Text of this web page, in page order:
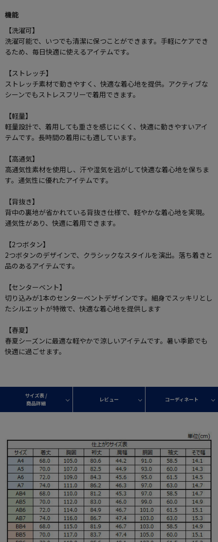
機能
【洗濯可】
洗濯可能で、いつでも清潔に保つことができます。手軽にケアでき
るため、毎日快適に使えるアイテムです。
【ストレッチ】
ストレッチ素材で動きやすく、快適な着心地を提供。アクティブな
シーンでもストレスフリーで着用できます。
【軽量】
軽量設計で、着用しても重さを感じにくく、快適に動きやすいアイ
テムです。長時間の着用にも適しています。
【高通気】
高通気性素材を使用し、汗や湿気を逃がして快適な着心地を保ちま
す。通気性に優れたアイテムです。
【背抜き】
背中の裏地が省かれている背抜き仕様で、軽やかな着心地を実現。
通気性があり、快適に着用できます。
【2つボタン】
2つボタンのデザインで、クラシックなスタイルを演出。落ち着きと
品のあるアイテムです。
【センターベント】
切り込みが1本のセンターベントデザインです。細身でスッキリとし
たシルエットが特徴で、快適な着心地を提供します
【春夏】
春夏シーズンに最適な軽やかで涼しいアイテムです。暑い季節でも
快適に過ごせます。
サイズ表 /
商品詳細
レビュー コーディネート